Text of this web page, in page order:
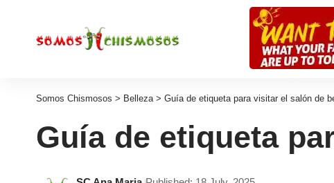
Somos Chismosos > Belleza> Guía de etiqueta para visitar el salón de
Guía de etiqueta